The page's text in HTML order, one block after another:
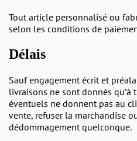
Tout article personnalisé ou
selon les conditions de
Délais
Sauf engagement écrit et
livraisons ne sont donnés qu’à
éventuels ne donnent pas au
vente, refuser la marchandise
dédommagement quelconque.